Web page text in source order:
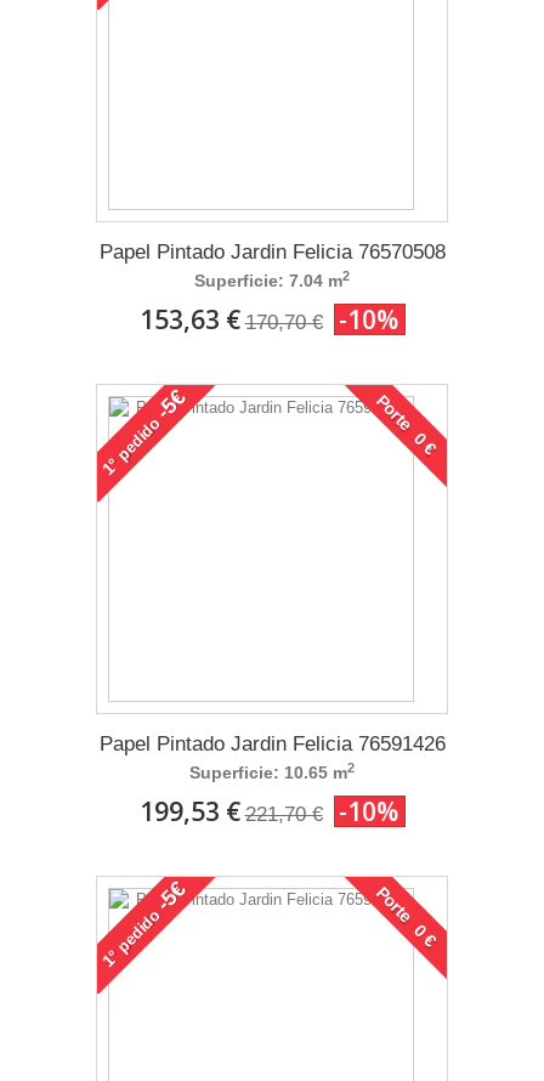
Papel Pintado Jardin Felicia 76570508
Superficie: 7.04 m2
153,63 € 170,70 € -10%
1°
pedido
-5€ Porte 0 €
Papel Pintado Jardin Felicia 76591426
Superficie: 10.65 m2
199,53 € 221,70 € -10%
1°
pedido
-5€ Porte 0 €